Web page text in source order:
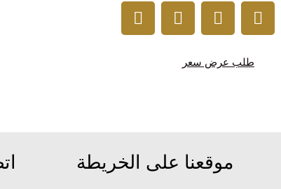
طلب عرض سعر
موقعنا على الخريطة